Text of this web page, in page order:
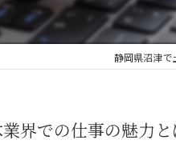
静岡県沼津
界での仕事の魅力と